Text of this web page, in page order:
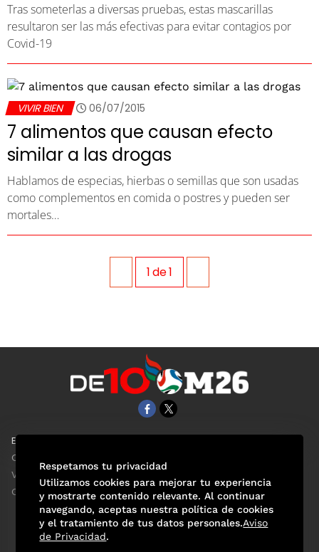
Tras someterlas a diversas pruebas, estas mascarillas
resultaron ser las más efectivas para evitar contagios por
Covid-19
VIVIR BIEN 06/07/2015
7 alimentos que causan efecto
similar a las drogas
Hablamos de especias, hierbas o semillas que son usadas
como complementos en comida o postres y pueden ser
mortales…
1de1
EL UNIVERSAL
Clase
ViveUSA
Confabulario
Respetamos tu privacidad
Utilizamos cookies para mejorar tu experiencia
y mostrarte contenido relevante. Al continuar
navegando, aceptas nuestra política de cookies
y el tratamiento de tus datos personales.Aviso
de Privacidad.